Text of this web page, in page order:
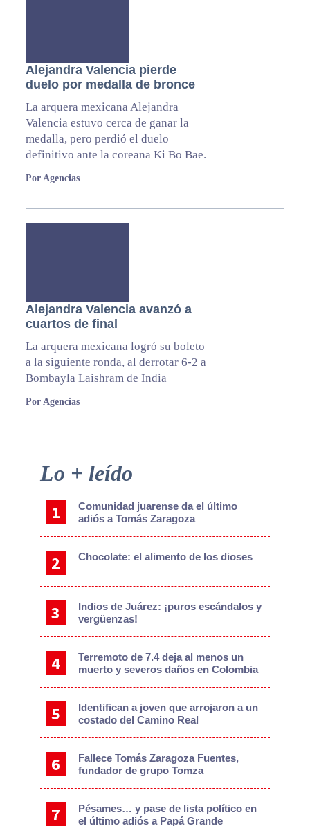
Alejandra Valencia pierde
duelo por medalla de bronce
La arquera mexicana Alejandra
Valencia estuvo cerca de ganar la
medalla, pero perdió el duelo
definitivo ante la coreana Ki Bo Bae.
Por Agencias
Alejandra Valencia avanzó a
cuartos de final
La arquera mexicana logró su boleto
a la siguiente ronda, al derrotar 6-2 a
Bombayla Laishram de India
Por Agencias
Primary
Lo + leído
Comunidad juarense da el último
adiós a Tomás Zaragoza
Chocolate: el alimento de los dioses
Indios de Juárez: ¡puros escándalos y
vergüenzas!
Terremoto de 7.4 deja al menos un
muerto y severos daños en Colombia
Identifican a joven que arrojaron a un
costado del Camino Real
Fallece Tomás Zaragoza Fuentes,
fundador de grupo Tomza
Pésames… y pase de lista político en
el último adiós a Papá Grande